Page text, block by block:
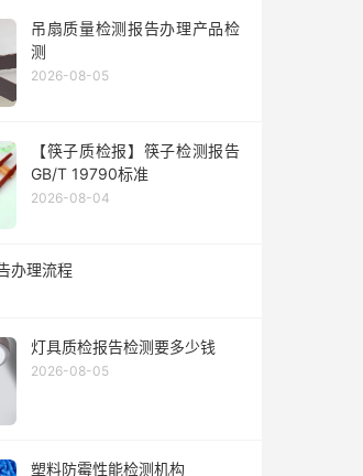
吊扇质量检测报告办理产品检
测
2026-08-05
【筷子质检报】筷子检测报告
GB/T 19790标准
2026-08-04
办理流程
灯具质检报告检测要多少钱
2026-08-05
塑料防霉性能检测机构